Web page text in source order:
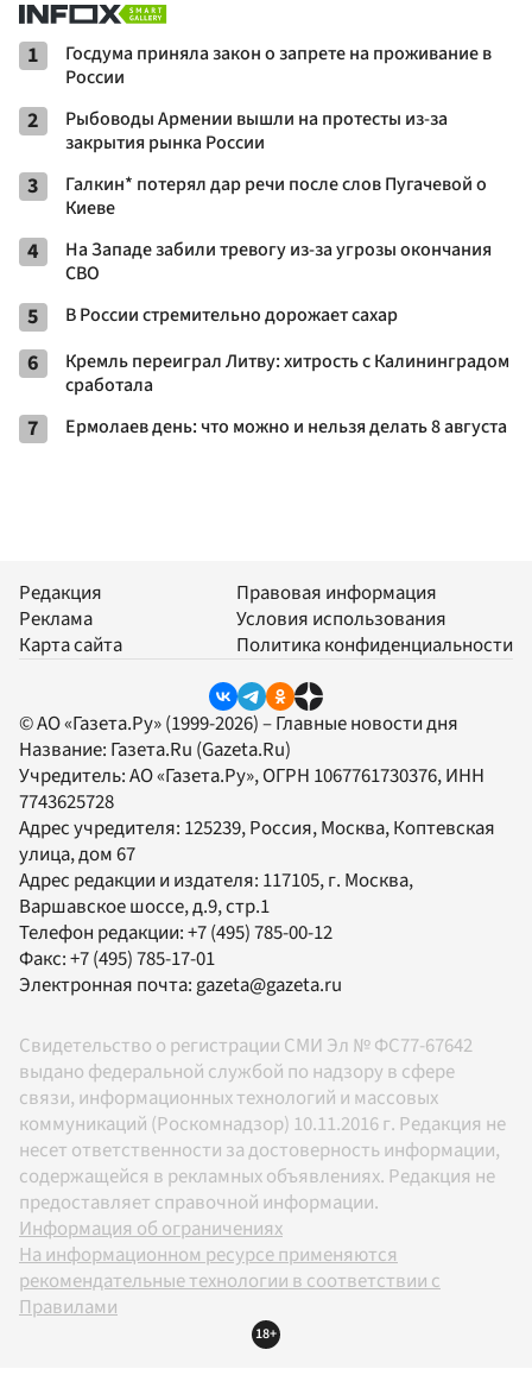
1
Госдума приняла закон о запрете на проживание в
России
2
Рыбоводы Армении вышли на протесты из-за
закрытия рынка России
3
Галкин* потерял дар речи после слов Пугачевой о
Киеве
4
На Западе забили тревогу из-за угрозы окончания
СВО
5 В России стремительно дорожает сахар
6
Кремль переиграл Литву: хитрость с Калининградом
сработала
7 Ермолаев день: что можно и нельзя делать 8 августа
Редакция
Реклама
Карта сайта
Правовая информация
Условия использования
Политика конфиденциальности
© АО «Газета.Ру» (1999-2026) – Главные новости дня
Название: Газета.Ru (Gazeta.Ru)
Учредитель:АО «Газета.Ру», ОГРН 1067761730376, ИНН
7743625728
Адрес учредителя: 125239, Россия, Москва, Коптевская
улица, дом 67
Адрес редакции и издателя: 117105, г. Москва,
Варшавское шоссе, д.9, стр.1
Телефон редакции:+7 (495) 785-00-12
Факс:+7 (495) 785-17-01
Электронная почта: gazeta@gazeta.ru
Свидетельство о регистрации СМИ Эл № ФС77-67642
выдано федеральной службой по надзору в сфере
связи, информационных технологий и массовых
коммуникаций (Роскомнадзор) 10.11.2016 г. Редакция не
несет ответственности за достоверность информации,
содержащейся в рекламных объявлениях. Редакция не
предоставляет справочной информации.
Информация об ограничениях
На информационном ресурсе применяются
рекомендательные технологии в соответствии с
Правилами
18+